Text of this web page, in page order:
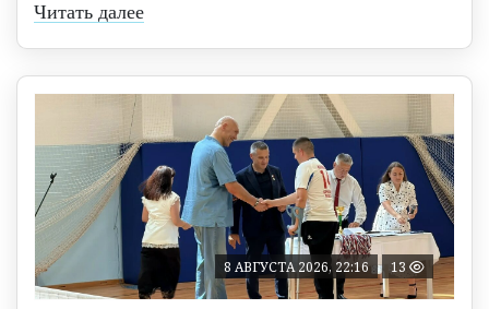
Читать далее
8 АВГУСТА 2026, 22:16 13